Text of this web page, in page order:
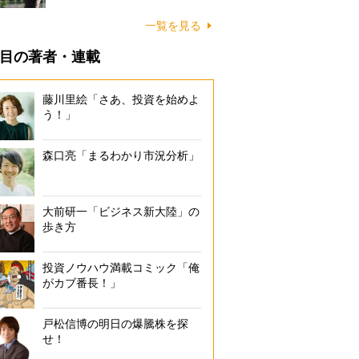
一覧を見る
の著者・連載
藤川里絵「さあ、投資を始めよ
う！」
森口亮「まるわかり市況分析」
大前研一「ビジネス新大陸」の
歩き方
投資ノウハウ満載コミック「俺
がカブ番長！」
戸松信博の明日の爆騰株を探
せ！